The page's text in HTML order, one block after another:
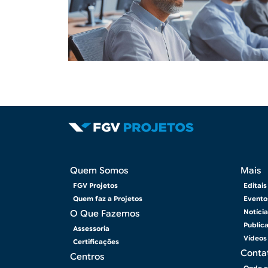
Rodapé
Quem Somos
FGV Projetos
Quem faz a Projetos
O Que Fazemos
Assessoria
Certificações
Centros
Mais
Editais
Vídeos